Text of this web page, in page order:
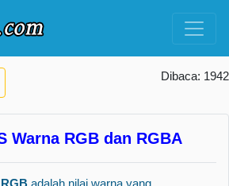
Dibaca: 1942
Warna RGB dan RGBA
RGB adalah nilai warna yang